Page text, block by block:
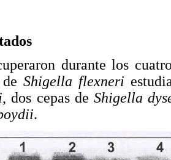
durante los
deShigella flexneri
, dos cepas de Shigella
.